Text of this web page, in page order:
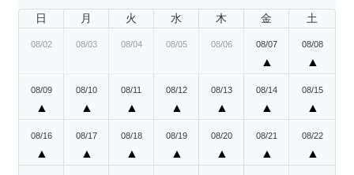
日 月 火 水 木 金 土
08/02 08/03 08/04 08/05 08/06 08/07
▲
08/08
▲
08/09
▲
08/10
▲
08/11
▲
08/12
▲
08/13
▲
08/14
▲
08/15
▲
08/16
▲
08/17
▲
08/18
▲
08/19
▲
08/20
▲
08/21
▲
08/22
▲